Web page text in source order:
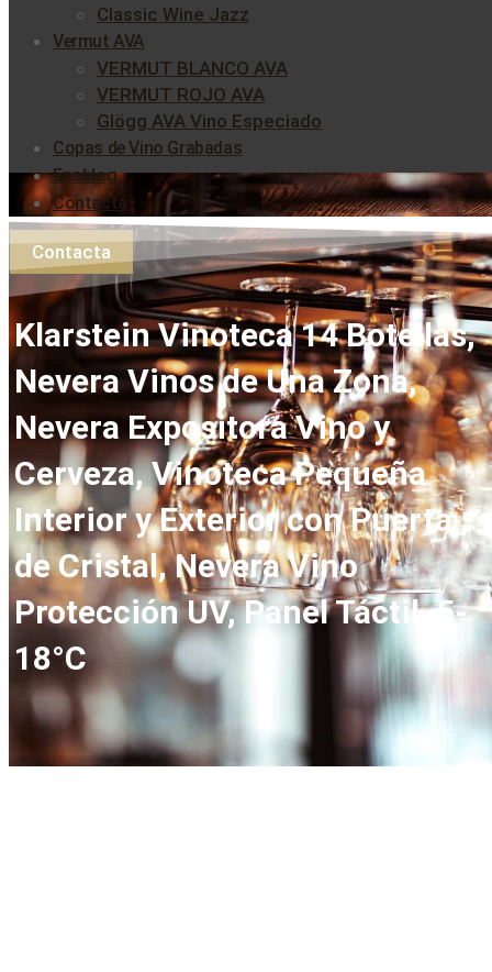
Classic Wine Jazz
Vermut AVA
VERMUT BLANCO AVA
VERMUT ROJO AVA
Glögg AVA Vino Especiado
Copas de Vino Grabadas
Enoblog
Contacta
Contacta
Klarstein Vinoteca 14 Botellas,
Nevera Vinos de Una Zona,
Nevera Expositora Vino y
Cerveza, Vinoteca Pequeña
Interior y Exterior con Puerta
de Cristal, Nevera Vino
Protección UV, Panel Táctil, 5-
18°C